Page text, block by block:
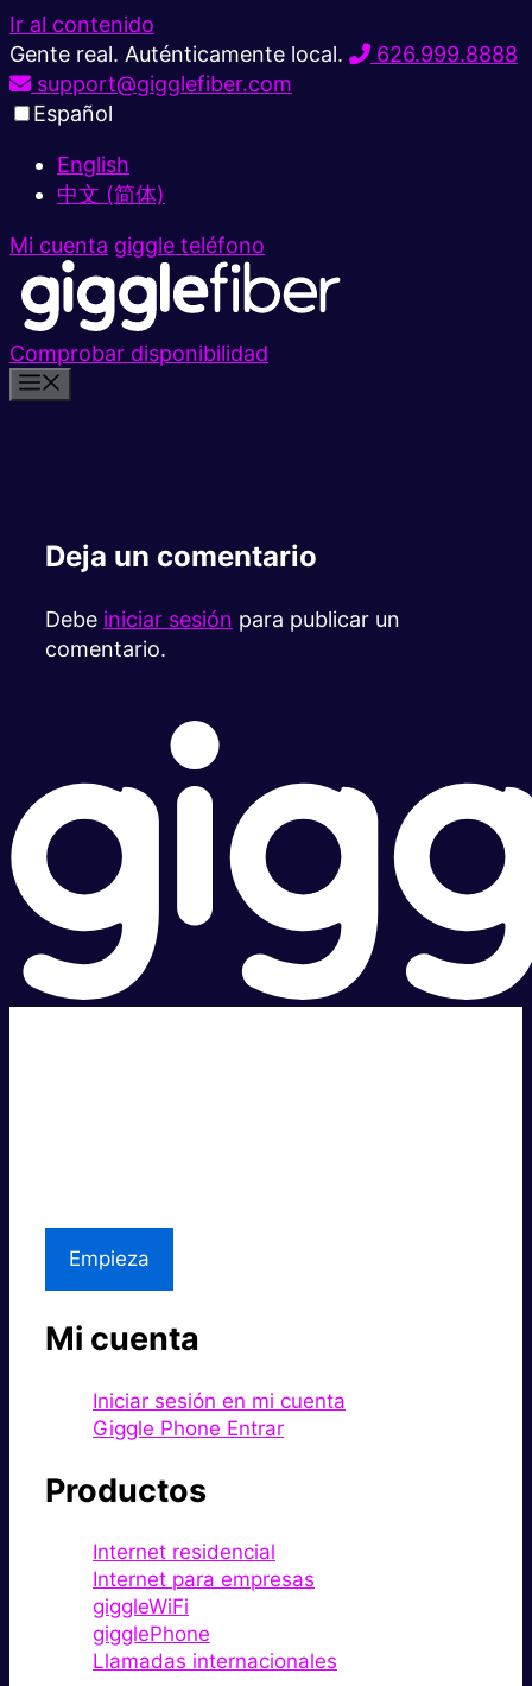
Ir al contenido
Gente real. Auténticamente local.
626.999.8888
support@gigglefiber.com
Español
English
中文 (简体)
Mi cuenta giggle teléfono
Comprobar disponibilidad
Deja un comentario
Debe iniciar sesión para publicar un
comentario.
Empieza
Mi cuenta
Iniciar sesión en mi cuenta
Giggle Phone Entrar
Productos
Internet residencial
Internet para empresas
giggleWiFi
gigglePhone
Llamadas internacionales